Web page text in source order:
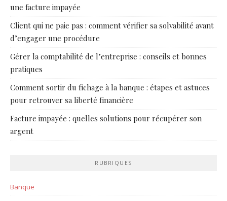
une facture impayée
Client qui ne paie pas : comment vérifier sa solvabilité avant
d’engager une procédure
Gérer la comptabilité de l’entreprise : conseils et bonnes
pratiques
Comment sortir du fichage à la banque : étapes et astuces
pour retrouver sa liberté financière
Facture impayée : quelles solutions pour récupérer son
argent
RUBRIQUES
Banque